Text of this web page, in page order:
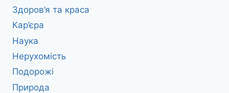
Здоров’я та краса
Кар’єра
Наука
Нерухомість
Подорожі
Природа